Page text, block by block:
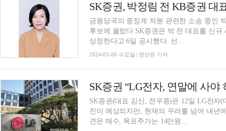
SK증권, 박정림 전 KB증권 대
금융당국의 중징계 처분 관련한 소송 중인
후보에 올랐다.SK증권은 박 전 대표를 신
상정한다고 6일 공시했다. 선...
2024-03-06 수요일 | 정선은 기자
SK증권 “LG전자, 연말에 사
SK증권(대표 김신, 전우종)은 12일 LG전자
진이 예상되지만, 현재의 우려를 넘어 내년
견은 매수, 목표주가는 14만원...